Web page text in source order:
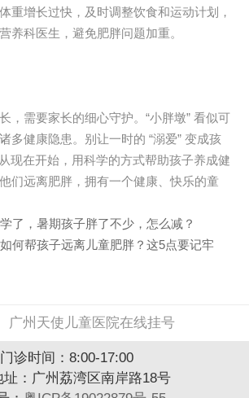
重增长过快，及时调整饮食和运动计划，
养科医生，避免肥胖问题加重。
需要家长的细心守护。“小胖墩” 看似可
多健康隐患。别让一时的 “溺爱” 变成孩
现在开始，用科学的方式帮助孩子养成健
们远离肥胖，拥有一个健康、快乐的童
了，暑期孩子胖了不少，怎么减？
何帮孩子远离儿童肥胖？这5点要记牢
广州天使儿童医院在线挂号
门诊时间：8:00-17:00
址：广州荔湾区南岸路18号